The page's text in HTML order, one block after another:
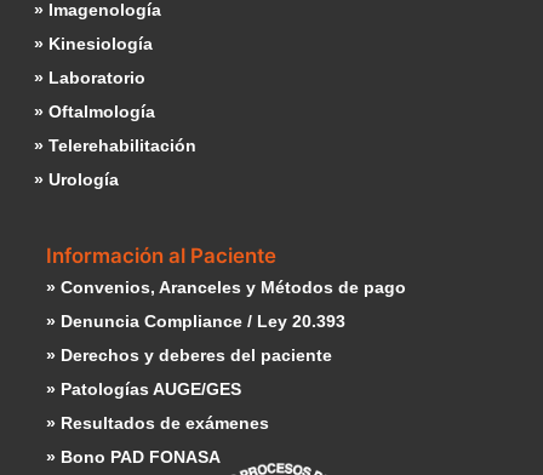
» Imagenología
» Kinesiología
» Laboratorio
» Oftalmología
» Telerehabilitación
» Urología
Información al Paciente
» Convenios, Aranceles y Métodos de pago
» Denuncia Compliance / Ley 20.393
» Derechos y deberes del paciente
» Patologías AUGE/GES
» Resultados de exámenes
» Bono PAD FONASA